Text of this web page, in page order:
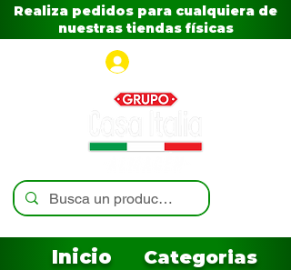
Realiza pedidos para cualquiera de
nuestras tiendas físicas
Inicio Categorias